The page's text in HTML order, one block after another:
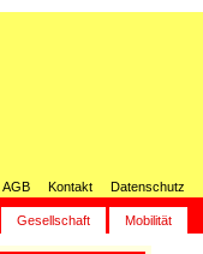
AGB Kontakt Datenschutz
Gesellschaft Mobilität